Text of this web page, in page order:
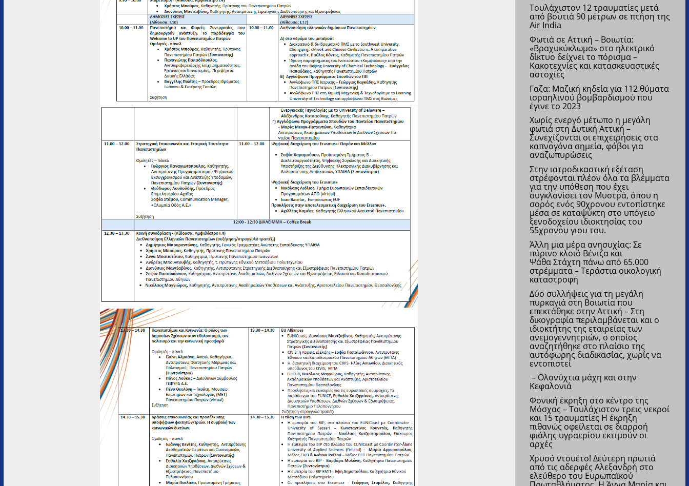
Τουλάχιστον 12 τραυματίες μετά
από βουτιά 90 μέτρων σε πτήση της
Air India
Φωτιά σε Αττική – Βοιωτία:
«Βραχυκύκλωμα» στο ηλεκτρικό
δίκτυο δείχνει το πόρισμα –
Κακοτεχνίες και κατασκευαστικές
αστοχίες
Γαζα: Μαζική κηδεία για 112 θύματα
ισραηλινού βομβαρδισμού που
έγινε το 2023
Χωρίς ενεργό μέτωπο η μεγάλη
φωτιά στη Δυτική Αττική –
Συνεχίζονται οι επιχειρήσεις στα
καπνογόνα σημεία, φόβοι για
αναζωπυρώσεις
Στην ιατροδικαστική εξέταση
στρέφονται πλέον όλα τα βλέμματα
για την υπόθεση που έχει
συγκλονίσει τον Μυστρά, όπου η
σορός ενός 90χρονου εντοπίστηκε
μέσα σε καταψύκτη στο υπόγειο
ξενοδοχείου ιδιοκτησίας του
55χρονου γιου του.
Άλλη μια μέρα ανησυχίας: Σε
πύρινο κλοιό Βένιζα και
Ψάθα Στάχτη πάνω από 65.000
στρέμματα – Τεράστια οικολογική
καταστροφή
Δύο συλλήψεις για τη μεγάλη
πυρκαγιά στη Βοιωτία που
επεκτάθηκε στην Αττική – Στη
δικογραφία περιλαμβάνεται και ο
ιδιοκτήτης της εταιρείας των
ανεμογεννητριών, ο οποίος
αναζητήθηκε στο πλαίσιο της
αυτόφωρης διαδικασίας, χωρίς να
εντοπιστεί
– Ολονύχτια μάχη και στην
Κεφαλονιά
Φονική έκρηξη στο κέντρο της
Μόσχας – Τουλάχιστον τρεις νεκροί
και 15 τραυματίες Η έκρηξη
πιθανώς οφείλεται σε διαρροή
φιάλης υγραερίου εκτιμούν οι
αρχές
Χρυσό ντουέτο! Δεύτερη πρωτιά
από τις αδερφές Αλεξανδρή στο
ελεύθερο του Ευρωπαϊκού